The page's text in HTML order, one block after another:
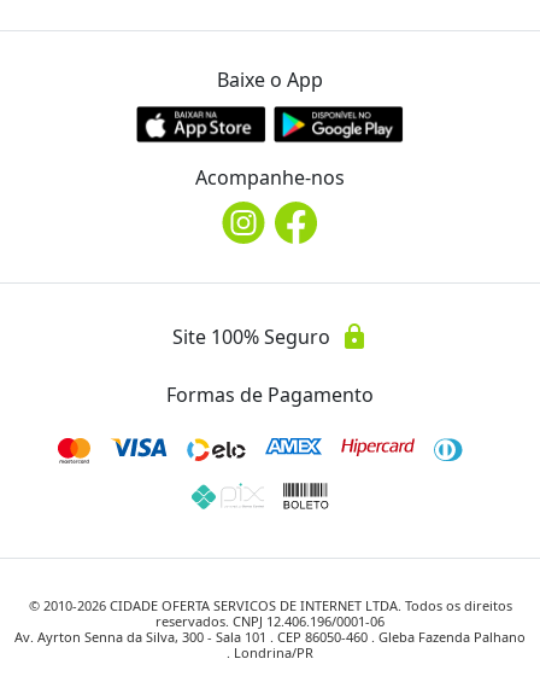
Baixe o App
Acompanhe-nos
Site 100% Seguro lock
Formas de Pagamento
© 2010-2026CIDADE OFERTA SERVICOS DE INTERNET LTDA. Todos os direitos
reservados. CNPJ 12.406.196/0001-06
Av. Ayrton Senna da Silva, 300 - Sala 101 . CEP 86050-460 . Gleba Fazenda Palhano
. Londrina/PR